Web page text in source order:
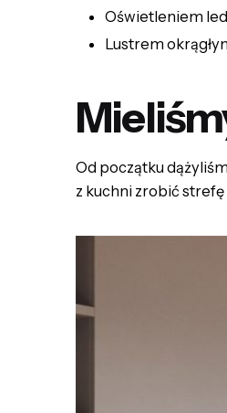
Oświetleniem
Lustrem
Od początku
z kuchni zrobić